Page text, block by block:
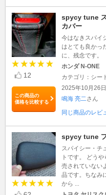
12
この商品の
価格を比較する
spycy tune
カバー
今はなきスパイ
はとても良かっ
に、残念です。
ホンダ N-ONE
カテゴリ：シー
2025年10月26
鳴海 亮二 さん
同じ商品のレビ
spycy tune
スパイシー・チ
トです。 どう
売されていない
品です。ちなみ
から ...